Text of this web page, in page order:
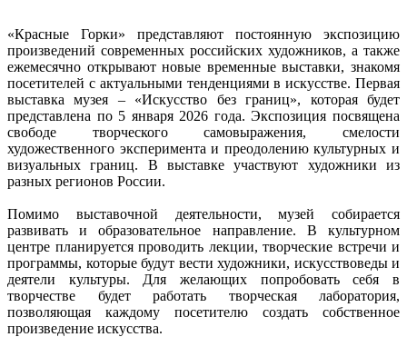
«Красные Горки» представляют постоянную экспозицию
произведений современных российских художников, а также
ежемесячно открывают новые временные выставки, знакомя
посетителей с актуальными тенденциями в искусстве. Первая
выставка музея – «Искусство без границ», которая будет
представлена по 5 января 2026 года. Экспозиция посвящена
свободе творческого самовыражения, смелости
художественного эксперимента и преодолению культурных и
визуальных границ. В выставке участвуют художники из
разных регионов России.
Помимо выставочной деятельности, музей собирается
развивать и образовательное направление. В культурном
центре планируется проводить лекции, творческие встречи и
программы, которые будут вести художники, искусствоведы и
деятели культуры. Для желающих попробовать себя в
творчестве будет работать творческая лаборатория,
позволяющая каждому посетителю создать собственное
произведение искусства.